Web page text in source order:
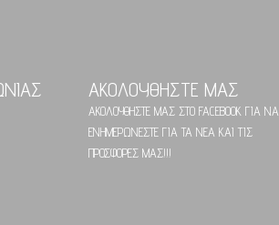
ΑΚΟΛΟΥΘΗΣΤΕ ΜΑΣ
ΑΚΟΛΟΥΘΗΣΤΕ ΜΑΣ ΣΤΟ FACEBOOK ΓΙΑ ΝΑ
ΕΝΗΜΕΡΩΝΕΣΤΕ ΓΙΑ ΤΑ ΝΕΑ ΚΑΙ ΤΙΣ
ΠΡΟΣΦΟΡΕΣ ΜΑΣ!!!